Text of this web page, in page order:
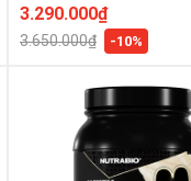
3.290.000₫
3.650.000₫ -10%